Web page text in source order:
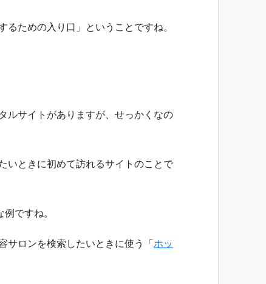
ための入り口」ということですね。
ルサイトがありますが、せっかくなの
いときに初めて訪れるサイトのことで
ですね。
サロンを検索したいときに使う「ホッ